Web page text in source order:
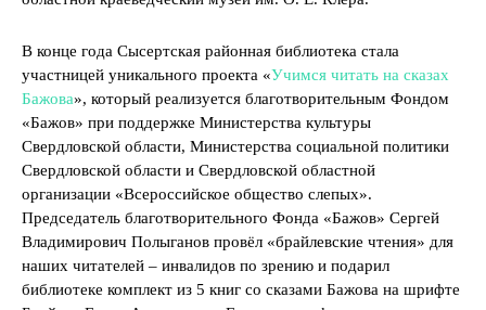
В конце года Сысертская районная библиотека стала
участницей уникального проекта «Учимся читать на сказах
Бажова», который реализуется благотворительным Фондом
«Бажов» при поддержке Министерства культуры
Свердловской области, Министерства социальной политики
Свердловской области и Свердловской областной
организации «Всероссийское общество слепых».
Председатель благотворительного Фонда «Бажов» Сергей
Владимирович Полыганов провёл «брайлевские чтения» для
наших читателей – инвалидов по зрению и подарил
библиотеке комплект из 5 книг со сказами Бажова на шрифте